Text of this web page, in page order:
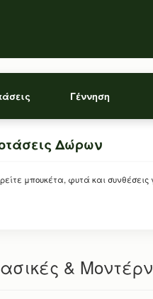
Γέννηση
Δώρων
Βρείτε μπουκέτα, φυτά και
&